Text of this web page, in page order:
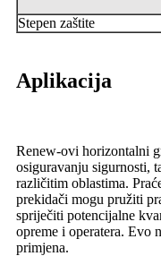
Stepen zaštite
Aplikacija
Renew-ovi horizontalni
osiguravanju sigurnosti,
različitim oblastima.
prekidači mogu pružiti
spriječiti potencijalne
opreme i operatera. Evo
primjena.